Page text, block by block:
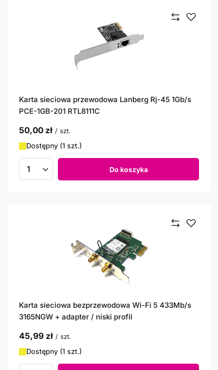
Karta sieciowa przewodowa Lanberg Rj-45 1Gb/s
PCE-1GB-201 RTL8111C
50,00 zł / szt.
Dostępny (1 szt.)
Ilość produktów Do koszyka
Karta sieciowa bezprzewodowa Wi-Fi 5 433Mb/s
3165NGW + adapter / niski profil
45,99 zł / szt.
Dostępny (1 szt.)